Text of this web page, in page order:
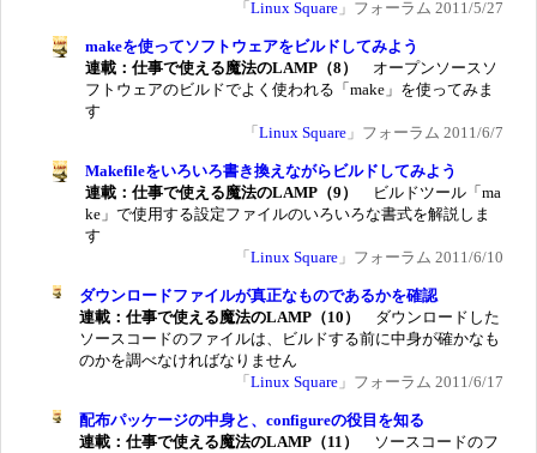
「 Linux Square 」フォーラム 2011/5/27
makeを使ってソフトウェアをビルドしてみよう
連載：仕事で使える魔法のLAMP（8）
オープンソースソ
フトウェアのビルドでよく使われる「make」を使ってみま
す
「 Linux Square 」フォーラム 2011/6/7
Makefileをいろいろ書き換えながらビルドしてみよう
連載：仕事で使える魔法のLAMP（9）
ビルドツール「ma
ke」で使用する設定ファイルのいろいろな書式を解説しま
す
「 Linux Square 」フォーラム 2011/6/10
ダウンロードファイルが真正なものであるかを確認
連載：仕事で使える魔法のLAMP（10）
ダウンロードした
ソースコードのファイルは、ビルドする前に中身が確かなも
のかを調べなければなりません
「 Linux Square 」フォーラム 2011/6/17
配布パッケージの中身と、configureの役目を知る
連載：仕事で使える魔法のLAMP（11）
ソースコードのフ